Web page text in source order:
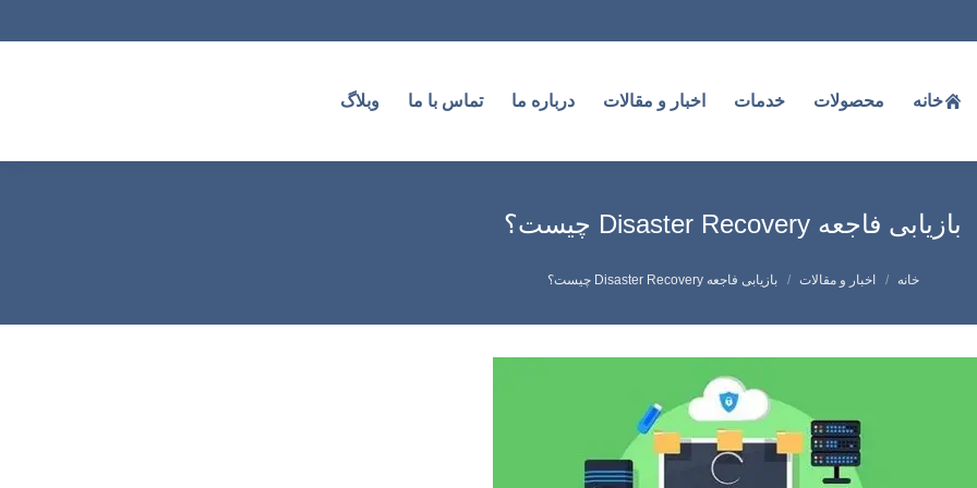
خانه محصولات خدمات اخبار و مقالات درباره ما تماس با ما وبلاگ
بازیابی فاجعه Disaster Recovery چیست؟
شما اینجا هستید:
خانه اخبار و مقالات بازیابی فاجعه Disaster Recovery چیست؟